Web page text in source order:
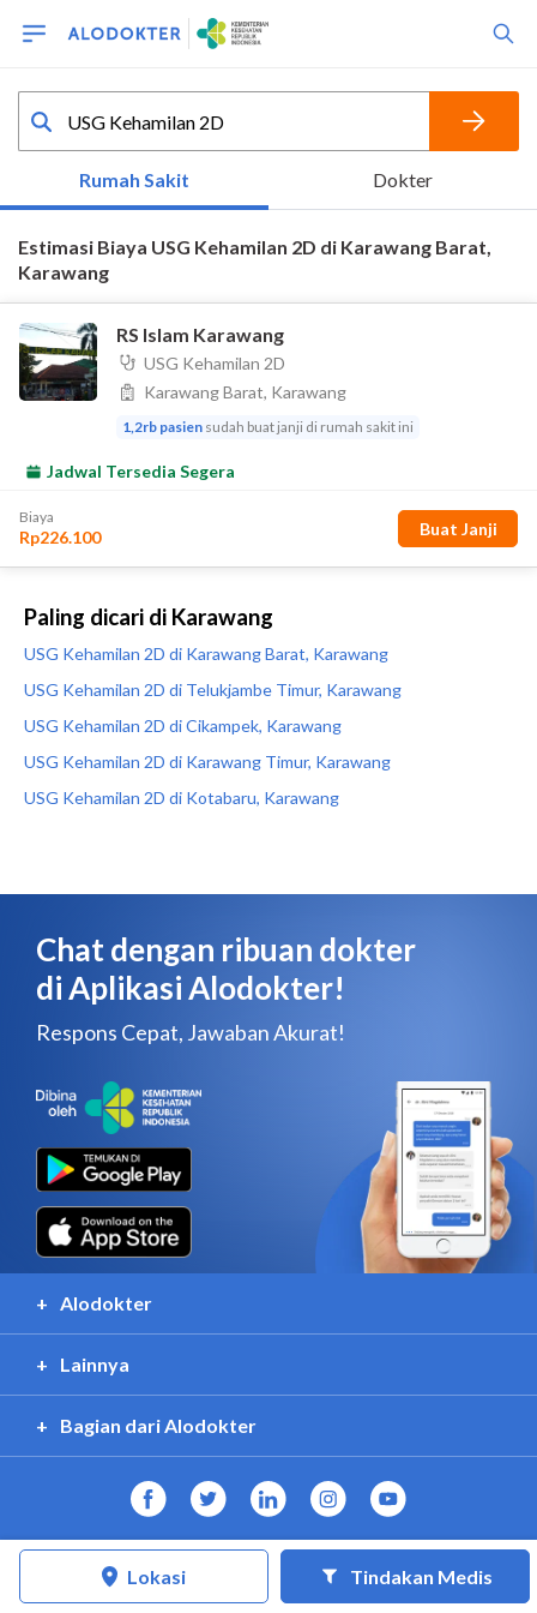
Paling dicari di Karawang
USG Kehamilan 2D di Karawang Barat, Karawang
USG Kehamilan 2D di Telukjambe Timur, Karawang
USG Kehamilan 2D di Cikampek, Karawang
USG Kehamilan 2D di Karawang Timur, Karawang
USG Kehamilan 2D di Kotabaru, Karawang